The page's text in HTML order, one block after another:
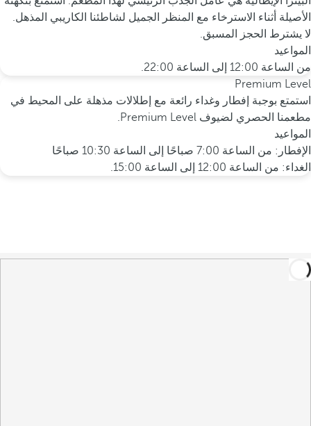
الأصيلة أثناء الاسترخاء مع المنظر الجميل لشاطئنا الكاريبي المذهل.
لا يشترط الحجز المسبق.
المواعيد
من الساعة 12:00 إلى الساعة 22:00.
Premium Level
استمتع بوجبة إفطار وغداء رائعة مع إطلالات مذهلة على المحيط في
مطعمنا الحصري لضيوف Premium Level.
المواعيد
الإفطار: من الساعة 7:00 صباحًا إلى الساعة 10:30 صباحًا
الغداء: من الساعة 12:00 إلى الساعة 15:00.